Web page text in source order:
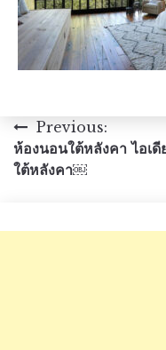
แนะแนว
เรื่อง
Previous:
ห้องนอนใต้หลังคา ไอเ
ใต้หลังคา￼